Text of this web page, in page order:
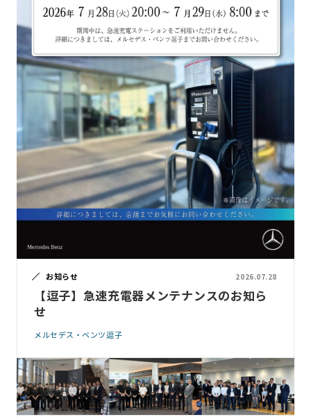
お知らせ 2026.07.28
【逗子】急速充電器メンテナンスのお知ら
せ
メルセデス・ベンツ逗子